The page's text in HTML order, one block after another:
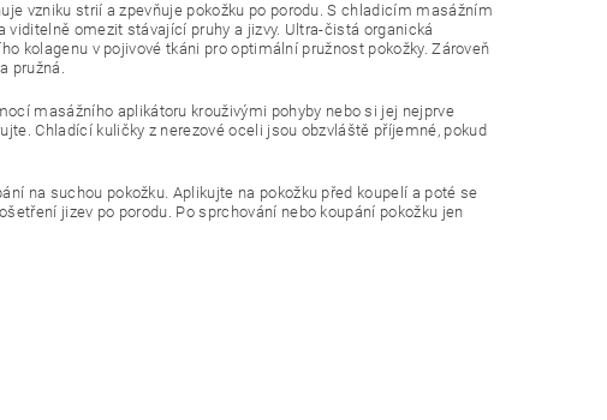
vzniku strií a zpevňuje pokožku po porodu. S chladicím masážním
omezit stávající pruhy a jizvy. Ultra-čistá organická
kolagenu v pojivové tkáni pro optimální pružnost pokožky. Zároveň
pružná.
masážního aplikátoru krouživými pohyby nebo si jej nejprve
Chladící kuličky z nerezové oceli jsou obzvláště příjemné, pokud
na suchou pokožku. Aplikujte na pokožku před koupelí a poté se
jizev po porodu. Po sprchování nebo koupání pokožku jen